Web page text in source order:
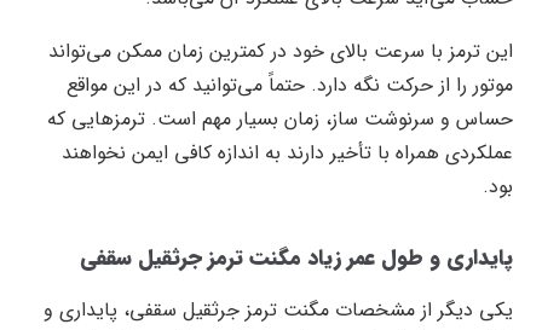
این ترمز با سرعت بالای خود در کمترین زمان ممکن می‌تواند
موتور را از حرکت نگه دارد. حتماً می‌توانید که در این مواقع
حساس و سرنوشت ساز، زمان بسیار مهم است. ترمز‌هایی که
عملکردی همراه با تأخیر دارند به اندازه کافی ایمن نخواهند
بود.
پایداری و طول عمر زیاد مگنت ترمز جرثقیل سقفی
یکی دیگر از مشخصات مگنت ترمز جرثقیل سقفی، پایداری و